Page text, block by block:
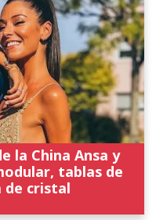
la China Ansa y
tablas de
de cristal